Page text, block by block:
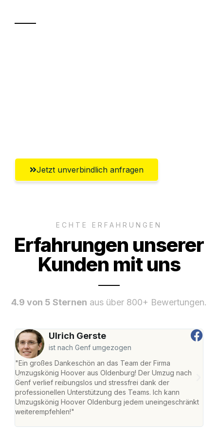
Jetzt unverbindlich anfragen
ECHTE ERFAHRUNGEN
Erfahrungen unserer
Kunden mit uns
4.9 von 5 Sternen aus über 800+ Bewertungen.
Ulrich Gerste
ist nach Genf umgezogen
"Ein großes Dankeschön an das Team der Firma
Umzugskönig Hoover aus Oldenburg! Der Umzug nach
Genf verlief reibungslos und stressfrei dank der
professionellen Unterstützung des Teams. Ich kann
Umzugskönig Hoover Oldenburg jedem uneingeschränkt
weiterempfehlen!"